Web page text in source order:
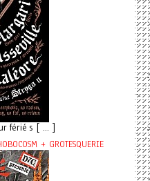
férié s [ ... ]
+ GROTESQUERIE